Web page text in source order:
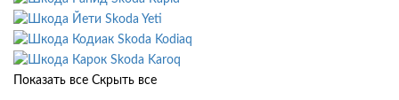
Skoda Yeti
Skoda Kodiaq
Skoda Karoq
Показать все Скрыть все